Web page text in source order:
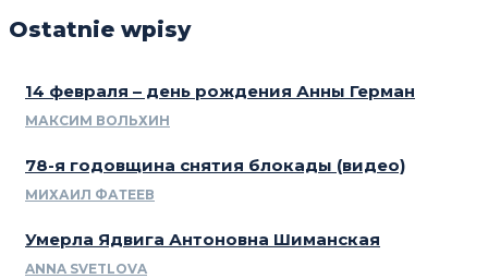
Ostatnie wpisy
14 февраля – день рождения Анны Герман
МАКСИМ ВОЛЬХИН
78-я годовщина снятия блокады (видео)
МИХАИЛ ФАТЕЕВ
Умерла Ядвига Антоновна Шиманская
ANNA SVETLOVA